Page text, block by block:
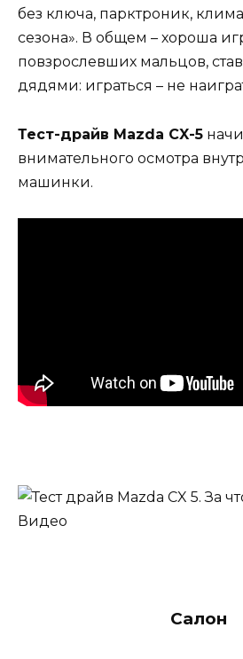
без ключа, парктроник,
сезона». В общем – хороша
повзрослевших мальцов,
дядями: играться – не
Тест-драйв Mazda CX-5
внимательного осмотра
машинки.
Салон